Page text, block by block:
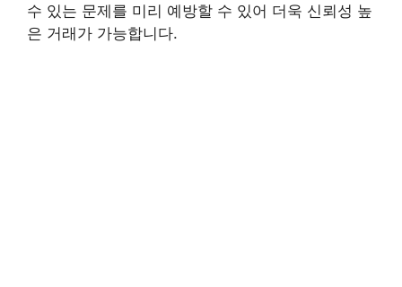
수 있는 문제를 미리 예방할 수 있어 더욱 신뢰성 높
은 거래가 가능합니다.